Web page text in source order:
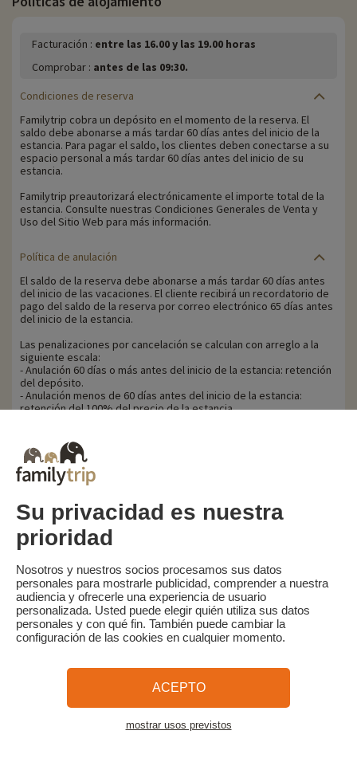
Facturación : entre las 16.00 y las 19.00 horas
Comprobar : antes de las 09:30.
Condiciones de reserva
Familytrip cobra un depósito en el momento de la reserva. El
saldo debe abonarse a más tardar 60 días antes del inicio de la
estancia. Para pagar el saldo, los clientes deben conectarse a su
espacio personal a más tardar 60 días antes del inicio de su
estancia.
Familytrip preautorizará electrónicamente el importe total de la
estancia. Consulte nuestras Condiciones Generales de Venta y
Uso del Sitio Web para más información.
Política de anulación
El saldo de la reserva debe abonarse a más tardar 60 días antes
del inicio de las vacaciones. El cliente recibirá un recordatorio de
pago del saldo de la reserva por correo electrónico 65 días antes
del inicio de la estancia.
Las penalizaciones por cancelación se calculan con arreglo a la
siguiente escala:
- Anulación 60 días o más antes del inicio de la estancia: retención
del depósito.
- Anulación menos de 60 días antes del inicio de la estancia:
retención del 100% del precio de la estancia.
socio AREAS Assurances. Contrátelo en el momento de la reserva
o en las 48 horas siguientes por teléfono.
Familytrip
¿Quiénes somos?
Condiciones generales y política de privacidad
Lo que la prensa dice de nosotros
Socios FAQ Blog Mapa del sitio
Pago seguro dirigido por Sooyoos
¿Necesitas ayuda?
Su privacidad es nuestra
prioridad
Nosotros y nuestros socios procesamos sus datos
personales para mostrarle publicidad, comprender a nuestra
audiencia y ofrecerle una experiencia de usuario
personalizada. Usted puede elegir quién utiliza sus datos
personales y con qué fin. También puede cambiar la
configuración de las cookies en cualquier momento.
ACEPTO
mostrar usos previstos